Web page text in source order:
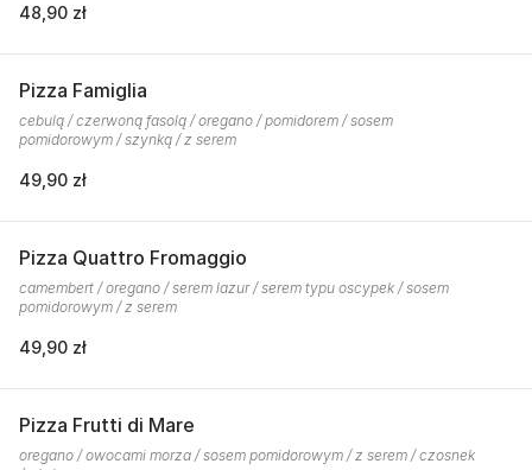
48,90 zł
Pizza Famiglia
cebulą / czerwoną fasolą / oregano / pomidorem / sosem
pomidorowym / szynką / z serem
49,90 zł
Pizza Quattro Fromaggio
camembert / oregano / serem lazur / serem typu oscypek / sosem
pomidorowym / z serem
49,90 zł
Pizza Frutti di Mare
oregano / owocami morza / sosem pomidorowym / z serem / czosnek